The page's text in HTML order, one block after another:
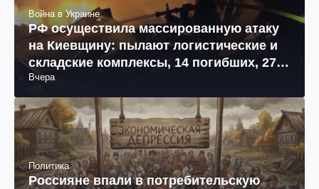
Война в Украине
РФ осуществила массированную атаку
на Киевщину: пылают логистические и
складские комплексы, 14 погибших, 27
раненых (фото, видео)
Вчера
Политика
Россияне впали в потребительскую